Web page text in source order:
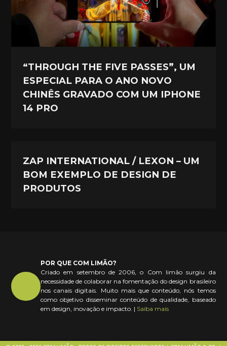
“THROUGH THE FIVE PASSES”, UM
ESPECIAL PARA O ANO NOVO
CHINÊS GRAVADO COM UM IPHONE
14 PRO
ZAP INTERNATIONAL / LEXON – UM
BOM EXEMPLO DE DESIGN DE
PRODUTOS
POR QUE COM LIMÃO?
Criado em setembro de 2006, o Com limão surgiu da
necessidade de colaborar na fomentação do design brasileiro
nos canais digitais. Muito mais que conteúdo, nós temos
como objetivo disseminar conteúdo de qualidade, baseado
em design, inovação e impacto. | Saiba mais